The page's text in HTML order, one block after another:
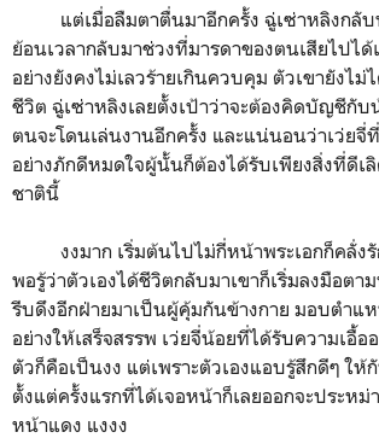
แต่เมื่อลืมตาตื่นมาอีกครั้ง ฉู่เซ่าหลิงกลับ
ย้อนเวลากลับมาช่วงที่มารดาของตนเสียไปได้
อย่างยังคงไม่เลวร้ายเกินควบคุม ตัวเขายังไม่
ชีวิต ฉู่เซ่าหลิงเลยตั้งเป้าว่าจะต้องคิดบัญชีกั
ตนจะโดนเล่นงานอีกครั้ง และแน่นอนว่าเว่ยจี่
อย่างภักดีหมดใจผู้นั้นก็ต้องได้รับเพียงสิ่งที่ดีเ
ชาตินี้
งงมาก เริ่มต้นไปไม่กี่หน้าพระเอกก็คลั่งรั
พอรู้ว่าตัวเองได้ชีวิตกลับมาเขาก็เริ่มลงมือตา
รีบดึงอีกฝ่ายมาเป็นผู้คุ้มกันข้างกาย มอบตำแ
อย่างให้เสร็จสรรพ เว่ยจี่น้อยที่ได้รับความเอื้
ตัวก็คือเป็นงง แต่เพราะตัวเองแอบรู้สึกดีๆ ใ
ตั้งแต่ครั้งแรกที่ได้เจอหน้าก็เลยออกจะประหม่
หน้าแดง แงงง